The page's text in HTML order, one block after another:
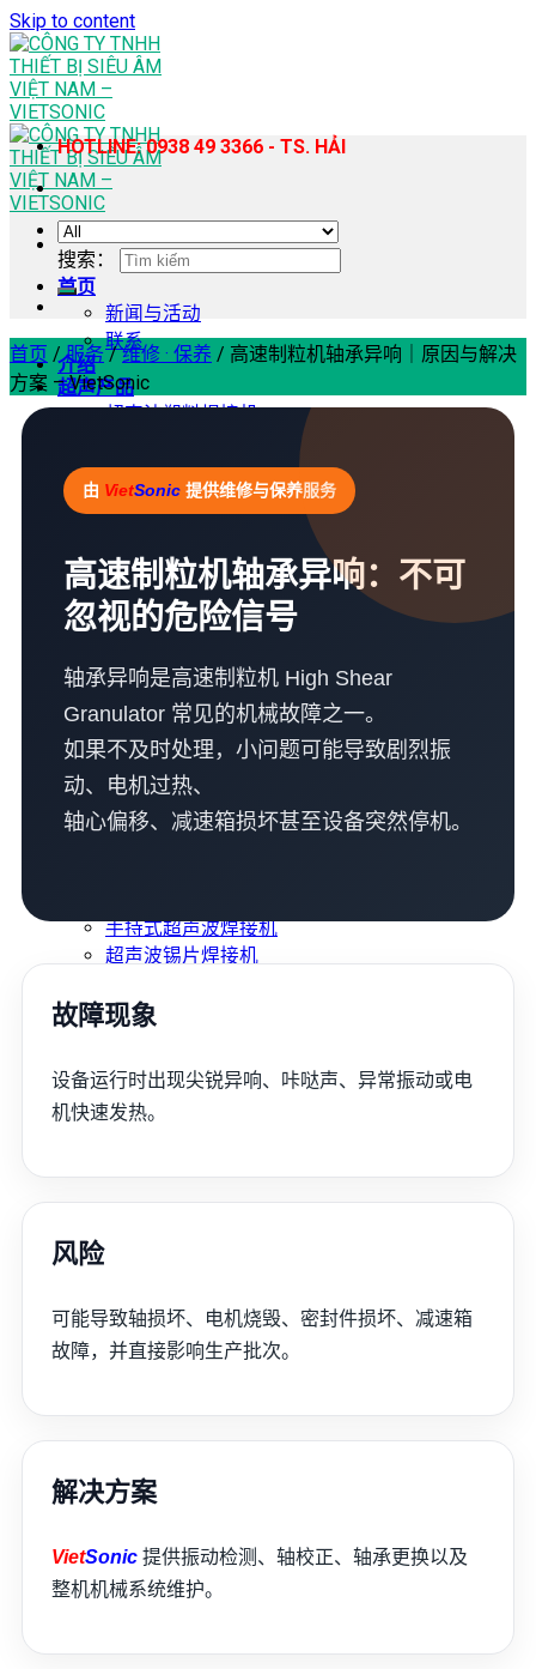
Skip to content
首页
新闻与活动
联系
介绍
超声产品
超声波塑料焊接机
手持式超声波塑料焊接机
超声波缝纫机
超声波均质提取机
超声波锡片焊接机
袋子生产线
超声波清洗机
金属超声波焊接机
企业培训
咨询 · 设计
机械加工
维修 · 保养
防水
应用视频
手持式超声波焊接机
超声波锡片焊接机
布袋生产设备
下载
搜索：
HOTLINE: 0938 49 3366 - TS. HẢI
搜索：
首页 / 服务 / 维修 · 保养 / 高速制粒机轴承异响｜原因与解决
方案 – VietSonic
由 VietSonic 提供维修与保养服务
高速制粒机轴承异响：不可
忽视的危险信号
轴承异响是高速制粒机 High Shear
Granulator 常见的机械故障之一。
如果不及时处理，小问题可能导致剧烈振
动、电机过热、
轴心偏移、减速箱损坏甚至设备突然停机。
故障现象
设备运行时出现尖锐异响、咔哒声、异常振动或电
机快速发热。
风险
可能导致轴损坏、电机烧毁、密封件损坏、减速箱
故障，并直接影响生产批次。
解决方案
VietSonic 提供振动检测、轴校正、轴承更换以及
整机机械系统维护。